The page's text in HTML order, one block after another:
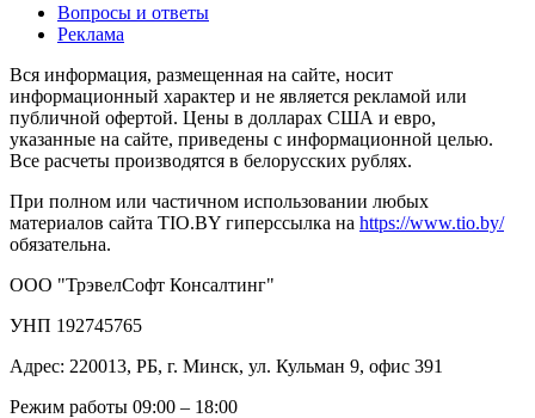
Вопросы и ответы
Реклама
Вся информация, размещенная на сайте, носит
информационный характер и не является рекламой или
публичной офертой. Цены в долларах США и евро,
указанные на сайте, приведены с информационной целью.
Все расчеты производятся в белорусских рублях.
При полном или частичном использовании любых
материалов сайта TIO.BY гиперссылка на https://www.tio.by/
обязательна.
ООО "ТрэвелСофт Консалтинг"
УНП 192745765
Адрес: 220013, РБ, г. Минск, ул. Кульман 9, офис 391
Режим работы 09:00 – 18:00